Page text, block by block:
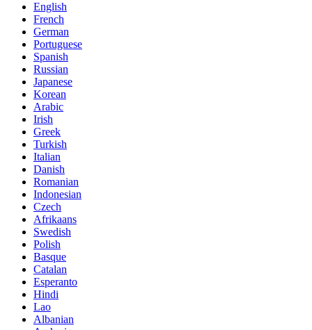
English
French
German
Portuguese
Spanish
Russian
Japanese
Korean
Arabic
Irish
Greek
Turkish
Italian
Danish
Romanian
Indonesian
Czech
Afrikaans
Swedish
Polish
Basque
Catalan
Esperanto
Hindi
Lao
Albanian